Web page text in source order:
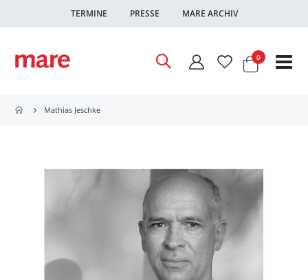
TERMINE PRESSE MARE ARCHIV
Warenkorb
0Artikel
Mathias Jeschke